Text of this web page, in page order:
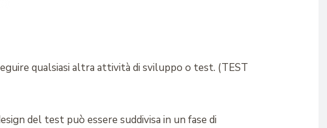
qualsiasi altra attività di sviluppo o test. (TEST
del test può essere suddivisa in un fase di